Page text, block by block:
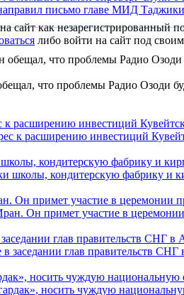
письмо главе МИД
сайт как незарегистрированный
либо войти на сайт под
что проблемы Радио Озоди
расширению инвестиций
кондитерскую фабрику и
Он примет участие в церемонии
глав правительств СНГ в
носить чуждую национальную